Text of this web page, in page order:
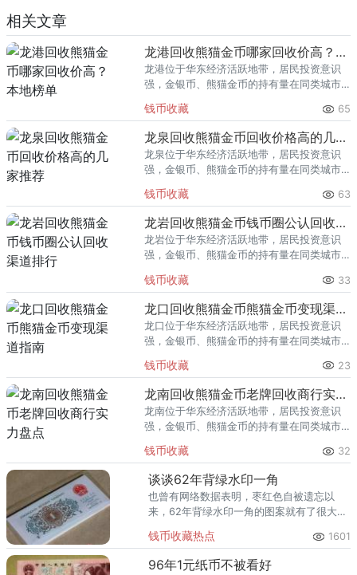
相关文章
龙港回收熊猫金币哪家回收价高？本地榜单
龙港位于华东经济活跃地带，居民投资意识
强，金银币、熊猫金币的持有量在同类城市
熊猫金币的需求就明显升温，但鱼龙混杂的
回收渠道里，能精准识别版别溢
钱币收藏 65
龙泉回收熊猫金币回收价格高的几家推荐
龙泉位于华东经济活跃地带，居民投资意识
强，金银币、熊猫金币的持有量在同类城市
熊猫金币的需求就明显升温，但鱼龙混杂的
回收渠道里，能精准识别版别溢
钱币收藏 63
龙岩回收熊猫金币钱币圈公认回收渠道排行
龙岩位于华东经济活跃地带，居民投资意识
强，金银币、熊猫金币的持有量在同类城市
熊猫金币的需求就明显升温，但鱼龙混杂的
回收渠道里，能精准识别版别溢
钱币收藏 33
龙口回收熊猫金币熊猫金币变现渠道指南
龙口位于华东经济活跃地带，居民投资意识
强，金银币、熊猫金币的持有量在同类城市
熊猫金币的需求就明显升温，但鱼龙混杂的
回收渠道里，能精准识别版别溢
钱币收藏 23
龙南回收熊猫金币老牌回收商行实力盘点
龙南位于华东经济活跃地带，居民投资意识
强，金银币、熊猫金币的持有量在同类城市
熊猫金币的需求就明显升温，但鱼龙混杂的
回收渠道里，能精准识别版别溢
钱币收藏 32
谈谈62年背绿水印一角
也曾有网络数据表明，枣红色自被遗忘以
来，62年背绿水印一角的图案就有了很大的
由以前的枣红色变成了墨绿色，给人一种欣
欣向荣之感，散发着蓬勃生机。
钱币收藏热点 1601
96年1元纸币不被看好